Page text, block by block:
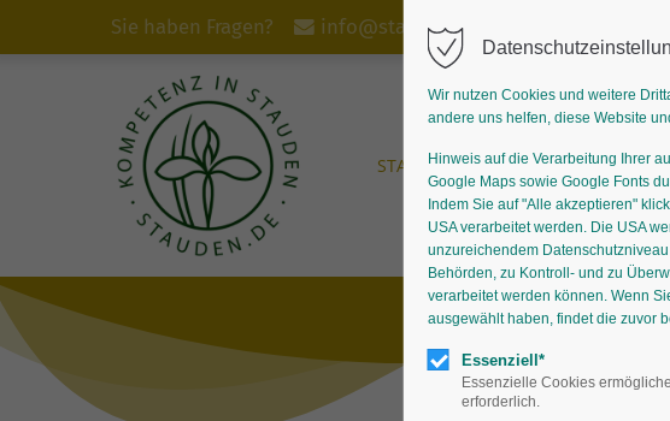
Sie haben Fragen? info@stauden.de
START STAUDENGÄRTNEREIEN
Wir nutzen Cookies und weitere
andere uns helfen, diese Website
Hinweis auf die Verarbeitung Ihrer
Google Maps sowie Google Fonts
Indem Sie auf "Alle akzeptieren"
USA verarbeitet werden. Die USA
unzureichendem
Behörden, zu Kontroll- und zu
verarbeitet werden können. Wenn
ausgewählt haben, findet die zuvor
Essenziell*
Essenzielle Cookies
erforderlich.